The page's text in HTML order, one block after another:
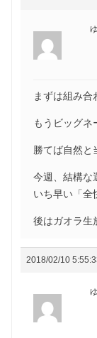
まずは組み合
もうビッグネ
勝てば自然と
今週、結構な
いち早い「全
後はガオラ生
2018/02/10